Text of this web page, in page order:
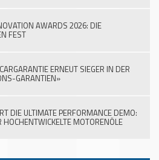
AWARDS 2026: DIE
FEST
ERNEUT SIEGER IN DER
GARANTIEN»
DIE ULTIMATE PERFORMANCE DEMO:
HOCHENTWICKELTE MOTORENÖLE